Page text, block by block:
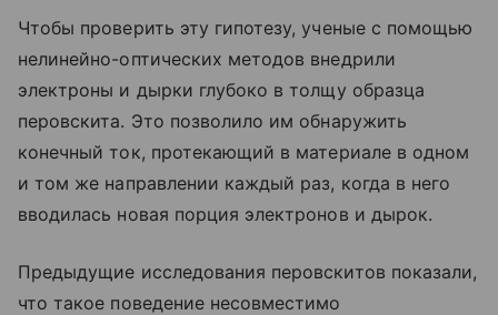
Чтобы проверить эту гипотезу, ученые с помощью
нелинейно-оптических методов внедрили
электроны и дырки глубоко в толщу образца
перовскита. Это позволило им обнаружить
конечный ток, протекающий в материале в одном
и том же направлении каждый раз, когда в него
вводилась новая порция электронов и дырок.
Предыдущие исследования перовскитов показали,
что такое поведение несовместимо